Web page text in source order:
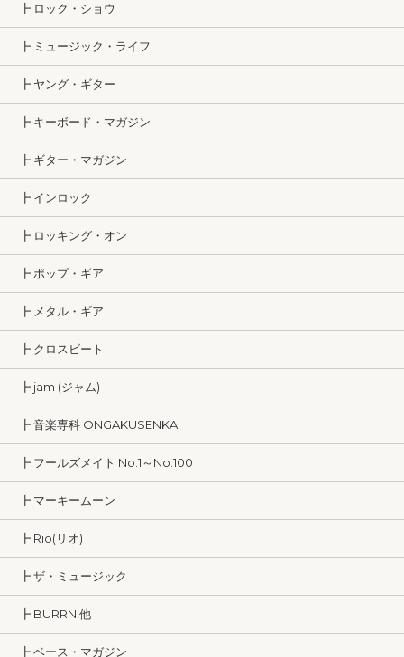
┣ ロック・ショウ
┣ ミュージック・ライフ
┣ ヤング・ギター
┣ キーボード・マガジン
┣ ギター・マガジン
┣ インロック
┣ ロッキング・オン
┣ ポップ・ギア
┣ メタル・ギア
┣ クロスビート
┣ jam (ジャム)
┣ 音楽専科 ONGAKUSENKA
┣ フールズメイト No.1～No.100
┣ マーキームーン
┣ Rio(リオ)
┣ ザ・ミュージック
┣ BURRN!他
┣ ベース・マガジン